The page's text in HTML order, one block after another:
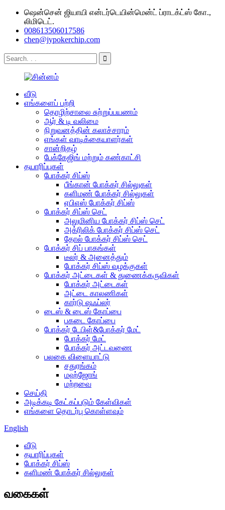
ஷென்சென் ஜியாயி என்டர்டெயின்மென்ட் ப்ராடக்ட்ஸ் கோ.,
லிமிடெட்.
008613506017586
chen@jypokerchip.com
வீடு
எங்களைப் பற்றி
தொழிற்சாலை சுற்றுப்பயணம்
ஆர் & டி வலிமை
நிறுவனத்தின் கலாச்சாரம்
எங்கள் வாடிக்கையாளர்கள்
சான்றிதழ்
பேக்கேஜிங் மற்றும் கண்காட்சி
தயாரிப்புகள்
போக்கர் சிப்ஸ்
பீங்கான் போக்கர் சில்லுகள்
களிமண் போக்கர் சில்லுகள்
ஏபிஎஸ் போக்கர் சிப்ஸ்
போக்கர் சிப்ஸ் செட்
அலுமினிய போக்கர் சிப்ஸ் செட்
அக்ரிலிக் போக்கர் சிப்ஸ் செட்
தோல் போக்கர் சிப்ஸ் செட்
போக்கர் சிப் பாகங்கள்
டீலர் & அனைத்தும்
போக்கர் சிப்ஸ் வழக்குகள்
போக்கர் அட்டைகள் & துணைக்கருவிகள்
போக்கர் அட்டைகள்
அட்டை காலணிகள்
கார்டு ஷஃப்லர்
டைஸ் & டைஸ் கோப்பை
பகடை கோப்பை
போக்கர் டேபிள்&போக்கர் மேட்
போக்கர் மேட்
போக்கர் அட்டவணை
பலகை விளையாட்டு
சதுரங்கம்
மஹ்ஜோங்
மற்றவை
செய்தி
அடிக்கடி கேட்கப்படும் கேள்விகள்
எங்களை தொடர்பு கொள்ளவும்
English
வீடு
தயாரிப்புகள்
போக்கர் சிப்ஸ்
களிமண் போக்கர் சில்லுகள்
வகைகள்